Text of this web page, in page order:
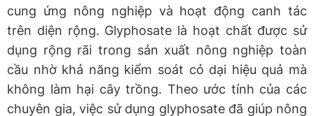
cung ứng nông nghiệp và hoạt động canh tác
trên diện rộng. Glyphosate là hoạt chất được sử
dụng rộng rãi trong sản xuất nông nghiệp toàn
cầu nhờ khả năng kiểm soát cỏ dại hiệu quả mà
không làm hại cây trồng. Theo ước tính của các
chuyên gia, việc sử dụng glyphosate đã giúp nông